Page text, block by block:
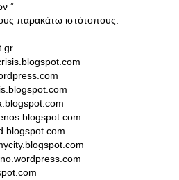
”
παρακάτω ιστότοπους: